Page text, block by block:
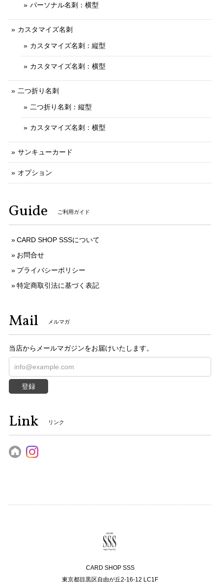
パーソナル名刺：横型
カスタマイズ名刺
カスタマイズ名刺：縦型
カスタマイズ名刺：横型
二つ折り名刺
二つ折り名刺：縦型
カスタマイズ名刺：横型
サンキューカード
オプション
Guide ご利用ガイド
CARD SHOP SSSについて
お問合せ
プライバシーポリシー
特定商取引法に基づく表記
Mail メルマガ
当店からメールマガジンをお届けいたします。
登録
Link リンク
CARD SHOP SSS
東京都目黒区自由が丘2-16-12 LC1F